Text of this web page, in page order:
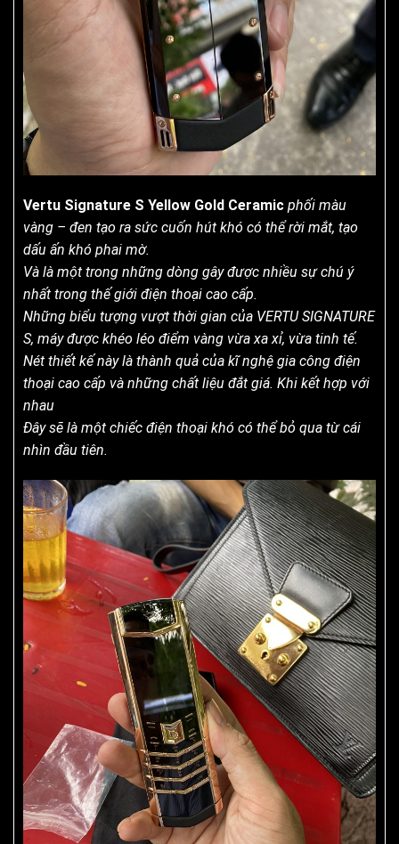
Vertu Signature S Yellow Gold Ceramic phối màu
vàng – đen tạo ra sức cuốn hút khó có thể rời mắt, tạo
dấu ấn khó phai mờ.
Và là một trong những dòng gây được nhiều sự chú ý
nhất trong thế giới điện thoại cao cấp.
Những biểu tượng vượt thời gian của VERTU SIGNATURE
S, máy được khéo léo điểm vàng vừa xa xỉ, vừa tinh tế.
Nét thiết kế này là thành quả của kĩ nghệ gia công điện
thoại cao cấp và những chất liệu đắt giá. Khi kết hợp với
nhau
Đây sẽ là một chiếc điện thoại khó có thể bỏ qua từ cái
nhìn đầu tiên.